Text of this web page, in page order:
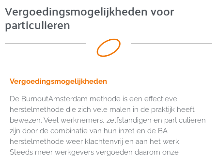
Vergoedingsmogelijkheden voor
particulieren
Vergoedingsmogelijkheden
De BurnoutAmsterdam methode is een effectieve
herstelmethode die zich vele malen in de praktijk heeft
bewezen. Veel werknemers, zelfstandigen en particulieren
zijn door de combinatie van hun inzet en de BA
herstelmethode weer klachtenvrij en aan het werk.
Steeds meer werkgevers vergoeden daarom onze